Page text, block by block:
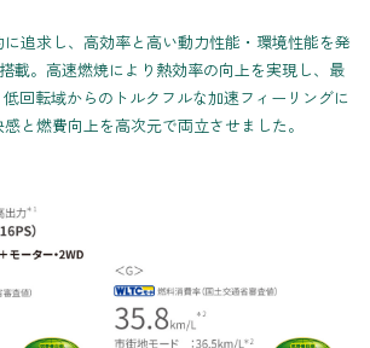
追求し、高効率と高い動力性能・環境性能を発
載。高速燃焼により熱効率の向上を実現し、最
回転域からのトルクフルな加速フィーリングに
と燃費向上を高次元で両立させました。